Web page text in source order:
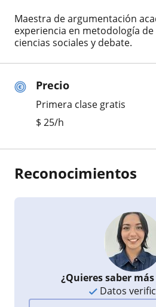
Precio
Primera clase gratis
$ 25/h
Maestra de argumentación
experiencia en metodología
ciencias sociales y debate.
Reconocimientos
¿Quieres saber
Datos